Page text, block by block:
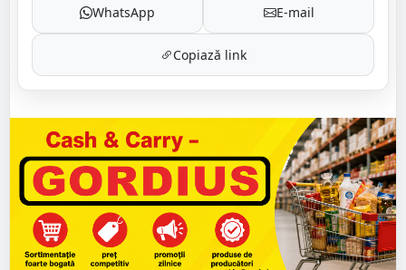
WhatsApp E-mail
Copiază link